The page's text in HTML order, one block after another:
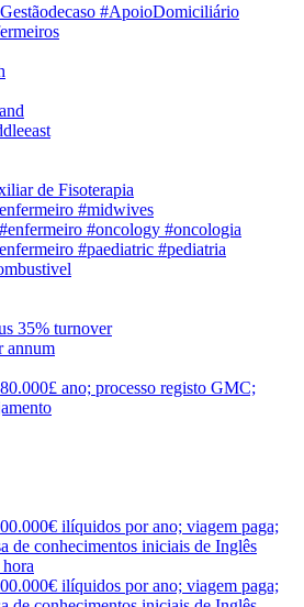
#ApoioDomiciliário
de Fisoterapia
#midwives
#oncology #oncologia
#paediatric #pediatria
35% turnover
annum
ano; processo registo GMC;
ilíquidos por ano; viagem paga;
de conhecimentos iniciais de Inglês
ilíquidos por ano; viagem paga;